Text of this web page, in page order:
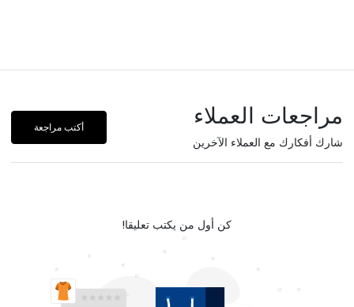
مراجعات العملاء
شارك أفكارك مع العملاء الآخرين
أكتب مراجعة
كن أول من يكتب تعليقا!